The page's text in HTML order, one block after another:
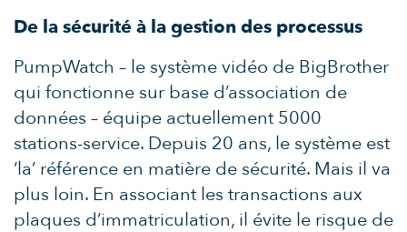
De la sécurité à la gestion des processus
PumpWatch – le système vidéo de BigBrother
qui fonctionne sur base d’association de
données – équipe actuellement 5000
stations-service. Depuis 20 ans, le système est
‘la’ référence en matière de sécurité. Mais il va
plus loin. En associant les transactions aux
plaques d’immatriculation, il évite le risque de